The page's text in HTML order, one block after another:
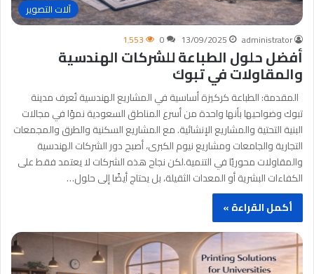
آلات التصوير
administrator
13/09/2025
0 1٬553
أفضل حلول الطباعة للشركات الهندسية
والمقاولات في تبوك
المقدمة: الطباعة كركيزة أساسية في المشاريع الهندسية تُعرف مدينة
تبوك وضواحيها بأنها واحدة من أسرع المناطق السعودية نموًا في مجالات
البنية التحتية والمشاريع الإنشائية. مع المشاريع السكنية والطرق والمجمعات
التجارية والجامعات ومشاريع نيوم الكبرى، أصبح دور الشركات الهندسية
والمقاولات محوريًا في التنمية.لكن نجاح هذه الشركات لا يعتمد فقط على
الكفاءات البشرية أو المعدات الثقيلة، بل يحتاج أيضًا إلى حلول…
أكمل القراءة »